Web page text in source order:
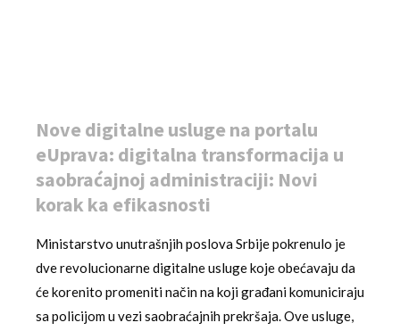
Nove digitalne usluge na portalu
eUprava: digitalna transformacija u
saobraćajnoj administraciji: Novi
korak ka efikasnosti
Ministarstvo unutrašnjih poslova Srbije pokrenulo je
dve revolucionarne digitalne usluge koje obećavaju da
će korenito promeniti način na koji građani komuniciraju
sa policijom u vezi saobraćajnih prekršaja. Ove usluge,